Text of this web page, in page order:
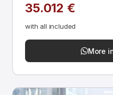
35.012 €
with all included
More